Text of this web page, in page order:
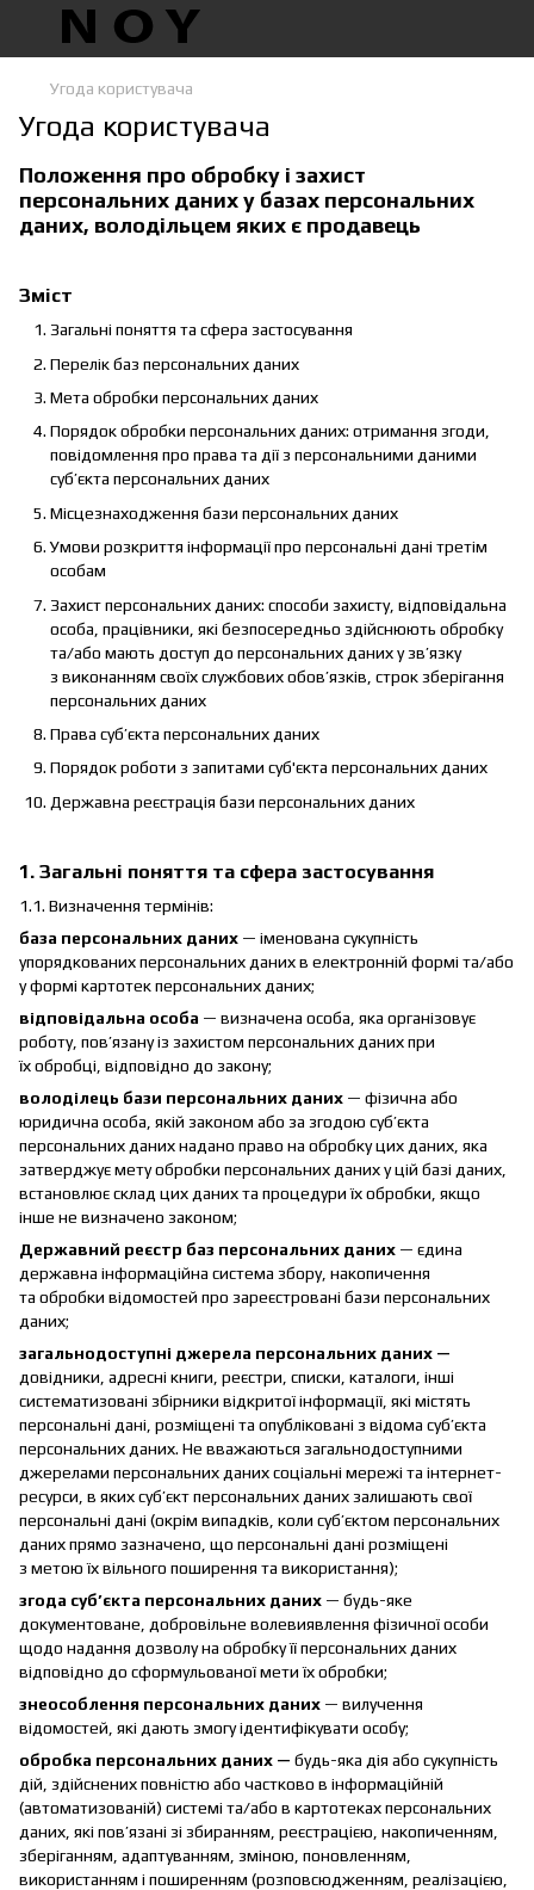
Угода користувача
Угода користувача
Положення про обробку і захист
персональних даних у базах персональних
даних, володільцем яких є продавець
Зміст
Загальні поняття та сфера застосування
Перелік баз персональних даних
Мета обробки персональних даних
Порядок обробки персональних даних: отримання згоди,
повідомлення про права та дії з персональними даними
суб’єкта персональних даних
Місцезнаходження бази персональних даних
Умови розкриття інформації про персональні дані третім
особам
Захист персональних даних: способи захисту, відповідальна
особа, працівники, які безпосередньо здійснюють обробку
та/або мають доступ до персональних даних у зв’язку
з виконанням своїх службових обов’язків, строк зберігання
персональних даних
Права суб’єкта персональних даних
Порядок роботи з запитами суб'єкта персональних даних
Державна реєстрація бази персональних даних
1. Загальні поняття та сфера застосування
1.1. Визначення термінів:
база персональних даних — іменована сукупність
упорядкованих персональних даних в електронній формі та/або
у формі картотек персональних даних;
відповідальна особа — визначена особа, яка організовує
роботу, пов’язану із захистом персональних даних при
їх обробці, відповідно до закону;
володілець бази персональних даних — фізична або
юридична особа, якій законом або за згодою суб’єкта
персональних даних надано право на обробку цих даних, яка
затверджує мету обробки персональних даних у цій базі даних,
встановлює склад цих даних та процедури їх обробки, якщо
інше не визначено законом;
Державний реєстр баз персональних даних — єдина
державна інформаційна система збору, накопичення
та обробки відомостей про зареєстровані бази персональних
даних;
загальнодоступні джерела персональних даних —
довідники, адресні книги, реєстри, списки, каталоги, інші
систематизовані збірники відкритої інформації, які містять
персональні дані, розміщені та опубліковані з відома суб’єкта
персональних даних. Не вважаються загальнодоступними
джерелами персональних даних соціальні мережі та інтернет-
ресурси, в яких суб’єкт персональних даних залишають свої
персональні дані (окрім випадків, коли суб’єктом персональних
даних прямо зазначено, що персональні дані розміщені
з метою їх вільного поширення та використання);
згода суб’єкта персональних даних — будь-яке
документоване, добровільне волевиявлення фізичної особи
щодо надання дозволу на обробку її персональних даних
відповідно до сформульованої мети їх обробки;
знеособлення персональних даних — вилучення
відомостей, які дають змогу ідентифікувати особу;
обробка персональних даних — будь-яка дія або сукупність
дій, здійснених повністю або частково в інформаційній
(автоматизованій) системі та/або в картотеках персональних
даних, які пов’язані зі збиранням, реєстрацією, накопиченням,
зберіганням, адаптуванням, зміною, поновленням,
використанням і поширенням (розповсюдженням, реалізацією,